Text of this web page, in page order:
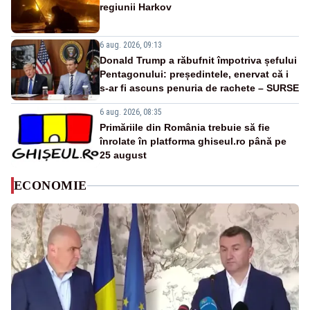
regiunii Harkov
6 aug. 2026, 09:13
Donald Trump a răbufnit împotriva șefului
Pentagonului: președintele, enervat că i
s-ar fi ascuns penuria de rachete – SURSE
6 aug. 2026, 08:35
Primăriile din România trebuie să fie
înrolate în platforma ghiseul.ro până pe
25 august
ECONOMIE